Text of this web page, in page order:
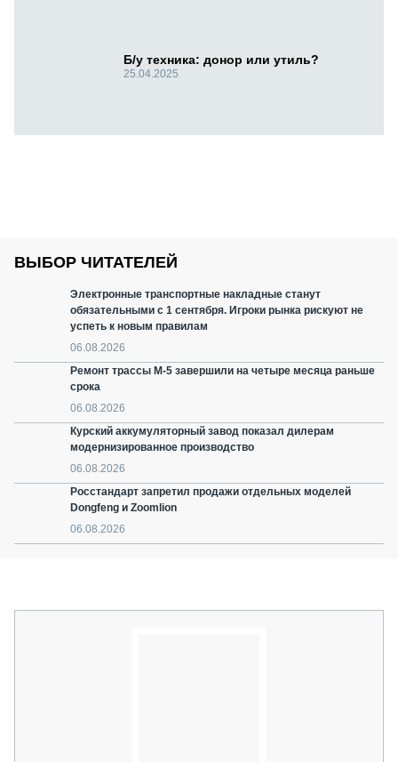
Б/у техника: донор или утиль?
25.04.2025
ВЫБОР ЧИТАТЕЛЕЙ
Электронные транспортные накладные станут
обязательными с 1 сентября. Игроки рынка рискуют не
успеть к новым правилам
06.08.2026
Ремонт трассы М-5 завершили на четыре месяца раньше
срока
06.08.2026
Курский аккумуляторный завод показал дилерам
модернизированное производство
06.08.2026
Росстандарт запретил продажи отдельных моделей
Dongfeng и Zoomlion
06.08.2026